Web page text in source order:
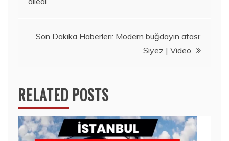
gezinmesi
Son Dakika Haberleri: Modern buğdayın atası:
Siyez | Video
RELATED POSTS